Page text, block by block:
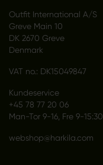
Outfit International A/S
Greve Main 10
DK 2670 Greve
Denmark
VAT no.: DK15049847
Kundeservice
+45 78 77 20 06
Man-Tor 9-16, Fre 9-15:30
webshop@harkila.com